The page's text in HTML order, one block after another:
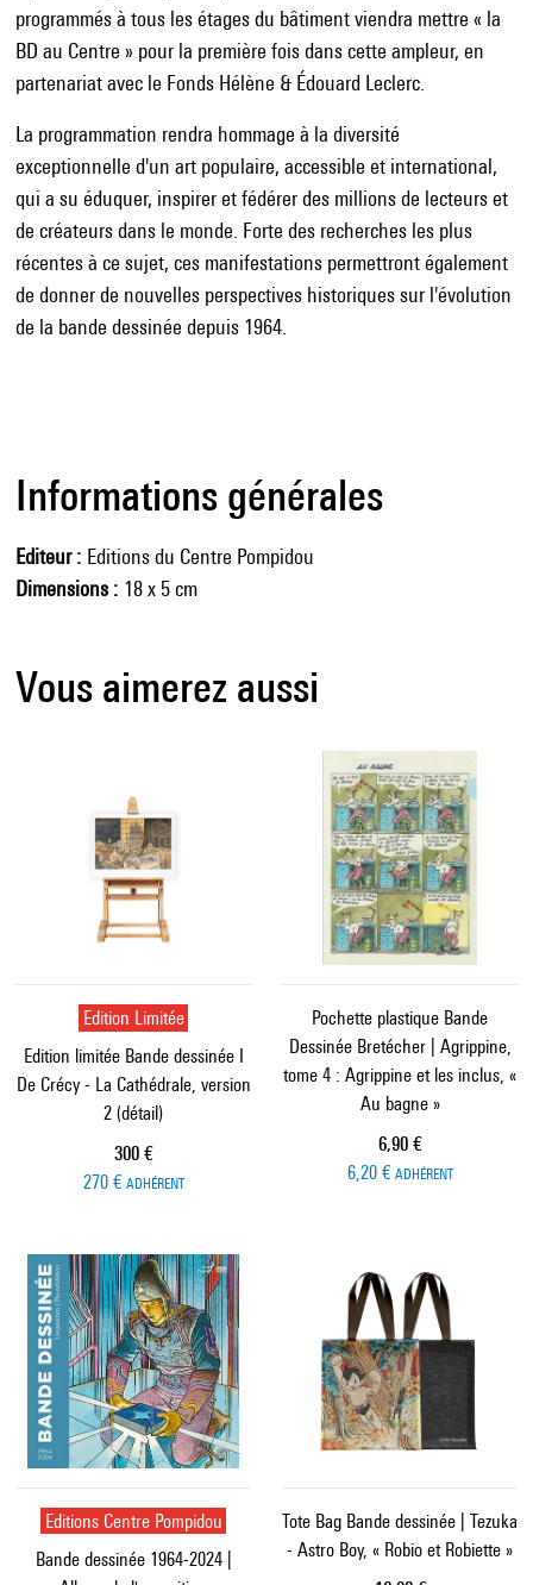
programmés à tous les étages du bâtiment viendra mettre « la
BD au Centre » pour la première fois dans cette ampleur, en
partenariat avec le Fonds Hélène & Édouard Leclerc.
La programmation rendra hommage à la diversité
exceptionnelle d'un art populaire, accessible et international,
qui a su éduquer, inspirer et fédérer des millions de lecteurs et
de créateurs dans le monde. Forte des recherches les plus
récentes à ce sujet, ces manifestations permettront également
de donner de nouvelles perspectives historiques sur l'évolution
de la bande dessinée depuis 1964.
Informations générales
Editeur
Editions du Centre Pompidou
Dimensions
18 x 5 cm
Vous aimerez aussi
Edition Limitée
Edition limitée Bande dessinée I
De Crécy - La Cathédrale, version
2 (détail)
Prix ​​actuel
300 €
270 € ADHÉRENT
Pochette plastique Bande
Dessinée Bretécher | Agrippine,
tome 4 : Agrippine et les inclus, «
Au bagne »
Prix ​​actuel
6,90 €
6,20 € ADHÉRENT
Editions Centre Pompidou
Bande dessinée 1964-2024 |
Tote Bag Bande dessinée | Tezuka
- Astro Boy, « Robio et Robiette »